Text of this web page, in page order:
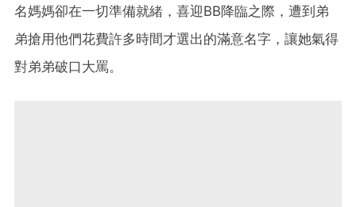
名媽媽卻在一切準備就緒，喜迎BB降臨之際，遭到弟
弟搶用他們花費許多時間才選出的滿意名字，讓她氣得
對弟弟破口大罵。